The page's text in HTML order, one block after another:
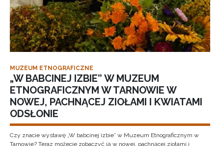
MUZEUM ETNOGRAFICZNE
„W BABCINEJ IZBIE” W MUZEUM
ETNOGRAFICZNYM W TARNOWIE W
NOWEJ, PACHNĄCEJ ZIOŁAMI I KWIATAMI
ODSŁONIE
Czy znacie wystawę „W babcinej izbie” w Muzeum Etnograficznym w
Tarnowie? Teraz możecie zobaczyć ją w nowej, pachnącej ziołami i